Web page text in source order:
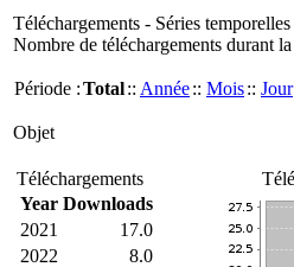
Téléchargements - Séries temporelles
Nombre de téléchargements durant
Période :Total:: Année:: Mois:: Jour
Objet
Téléchargements
Year Downloads
2021
17.0
2022
8.0